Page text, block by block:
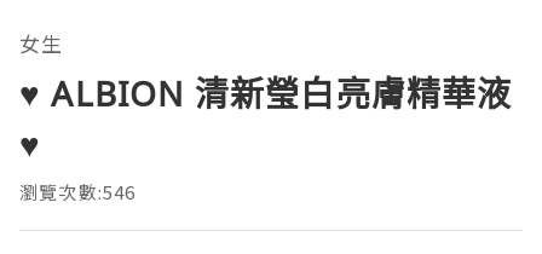
女生
♥ ALBION 清新瑩白亮膚精華液
♥
瀏覽次數:546